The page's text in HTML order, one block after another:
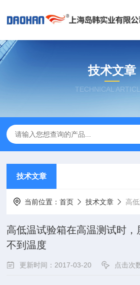
技术文章
TECHNICAL
技术文章
当前位置：首页 技术文章 高低温试
高低温试验箱在高温测试时，
不到温度
更新时间：2017-03-20 点击次